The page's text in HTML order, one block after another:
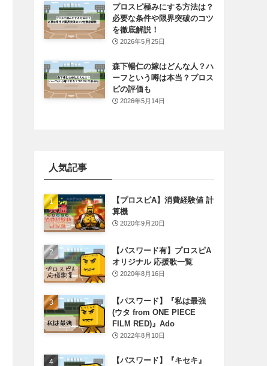
プロスピ極みにする方法は？
必要な条件や限界突破のコツ
を徹底解説！
2026年5月25日
森下暢仁の嫁はどんな人？ハ
ーフという噂は本当？プロス
ピの評価も
2026年5月14日
人気記事
【プロスピA】消費経験値 計
算機
2020年9月20日
【パスワード有】プロスピA
オリジナル 応援歌一覧
2020年8月16日
【パスワード】『私は最強
(ウタ from ONE PIECE
FILM RED)』Ado
2022年8月10日
【パスワード】『キセキ』